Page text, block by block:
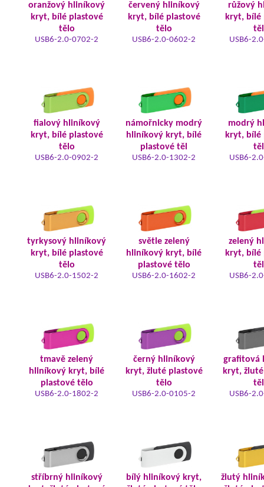
oranžový hliníkový
kryt, bílé plastové
tělo
USB6-2.0-0702-2
červený hliníkový
kryt, bílé plastové
tělo
USB6-2.0-0602-2
růžový
kryt, bílé
USB6-
fialový hliníkový
kryt, bílé plastové
tělo
USB6-2.0-0902-2
námořnicky modrý
hliníkový kryt, bílé
plastové těl
USB6-2.0-1302-2
modrý
kryt, bílé
USB6-
tyrkysový hliníkový
kryt, bílé plastové
tělo
USB6-2.0-1502-2
světle zelený
hliníkový kryt, bílé
plastové tělo
USB6-2.0-1602-2
zelený
kryt, bílé
USB6-
tmavě zelený
hliníkový kryt, bílé
plastové tělo
USB6-2.0-1802-2
černý hliníkový
kryt, žluté plastové
tělo
USB6-2.0-0105-2
grafitová
kryt,
USB6-
stříbrný hliníkový
bílý hliníkový kryt,
žlutý